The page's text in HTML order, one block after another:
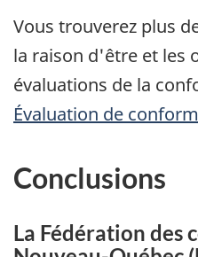
Vous trouverez plus
la raison d'être et les
évaluations de la
Évaluation de
Conclusions
La Fédération des